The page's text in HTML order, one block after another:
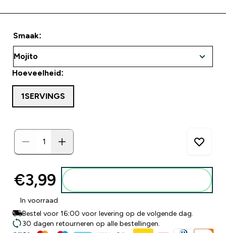
Smaak:
Hoeveelheid:
1SERVINGS
€3,99‎
In voorraad
Bestel voor 16:00 voor levering op de volgende dag.
30 dagen retourneren op alle bestellingen.